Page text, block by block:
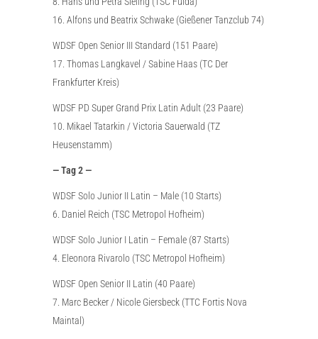
16. Alfons und Beatrix Schwake (Gießener Tanzclub 74)
WDSF Open Senior III Standard (151 Paare)
17. Thomas Langkavel / Sabine Haas (TC Der
Frankfurter Kreis)
WDSF PD Super Grand Prix Latin Adult (23 Paare)
10. Mikael Tatarkin / Victoria Sauerwald (TZ
Heusenstamm)
— Tag 2 —
WDSF Solo Junior II Latin – Male (10 Starts)
6. Daniel Reich (TSC Metropol Hofheim)
WDSF Solo Junior I Latin – Female (87 Starts)
4. Eleonora Rivarolo (TSC Metropol Hofheim)
WDSF Open Senior II Latin (40 Paare)
7. Marc Becker / Nicole Giersbeck (TTC Fortis Nova
Maintal)